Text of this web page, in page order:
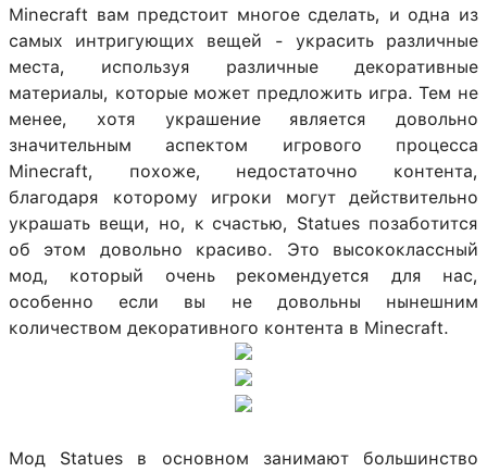
Minecraft вам предстоит многое сделать, и одна из
самых интригующих вещей - украсить различные
места, используя различные декоративные
материалы, которые может предложить игра. Тем не
менее, хотя украшение является довольно
значительным аспектом игрового процесса
Minecraft, похоже, недостаточно контента,
благодаря которому игроки могут действительно
украшать вещи, но, к счастью, Statues позаботится
об этом довольно красиво. Это высококлассный
мод, который очень рекомендуется для нас,
особенно если вы не довольны нынешним
количеством декоративного контента в Minecraft.
Мод Statues в основном занимают большинство